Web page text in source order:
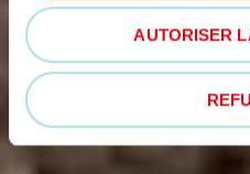
AUTORISER